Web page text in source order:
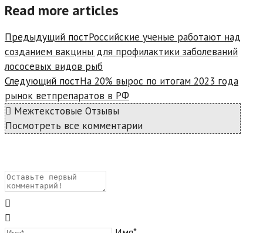
Read more articles
Предыдущий постРоссийские ученые работают над
созданием вакцины для профилактики заболеваний
лососевых видов рыб
Следующий постНа 20% вырос по итогам 2023 года
рынок ветпрепаратов в РФ
Межтекстовые Отзывы
Посмотреть все комментарии